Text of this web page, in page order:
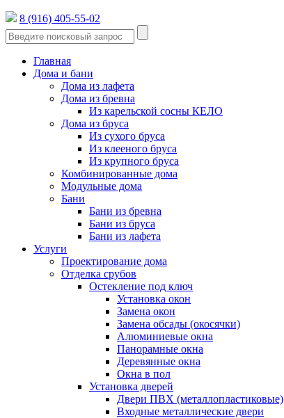
8 (916) 405-55-02
Главная
Дома и бани
Дома из лафета
Дома из бревна
Из карельской сосны КЕЛО
Дома из бруса
Из сухого бруса
Из клееного бруса
Из крупного бруса
Комбинированные дома
Модульные дома
Бани
Бани из бревна
Бани из бруса
Бани из лафета
Услуги
Проектирование дома
Отделка срубов
Остекление под ключ
Установка окон
Замена окон
Замена обсады (окосячки)
Алюминиевые окна
Панорамные окна
Деревянные окна
Окна в пол
Установка дверей
Двери ПВХ (металлопластиковые)
Входные металлические двери